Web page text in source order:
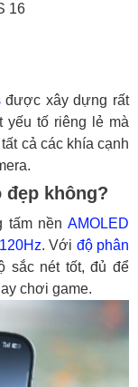
16
được xây dựng rất
yếu tố riêng lẻ mà
cả các khía cạnh
đẹp không?
tấm nềnAMOLED
120Hz. Với độ phân
sắc nét tốt, đủ để
chơi game.